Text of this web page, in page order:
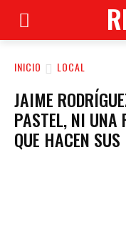
INICIO LOCAL
JAIME
PASTEL, NI UNA
QUE HACEN